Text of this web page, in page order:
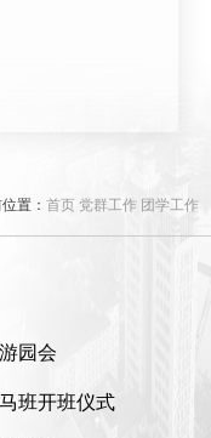
置： 首页 党群工作 团学工作
园会
班开班仪式